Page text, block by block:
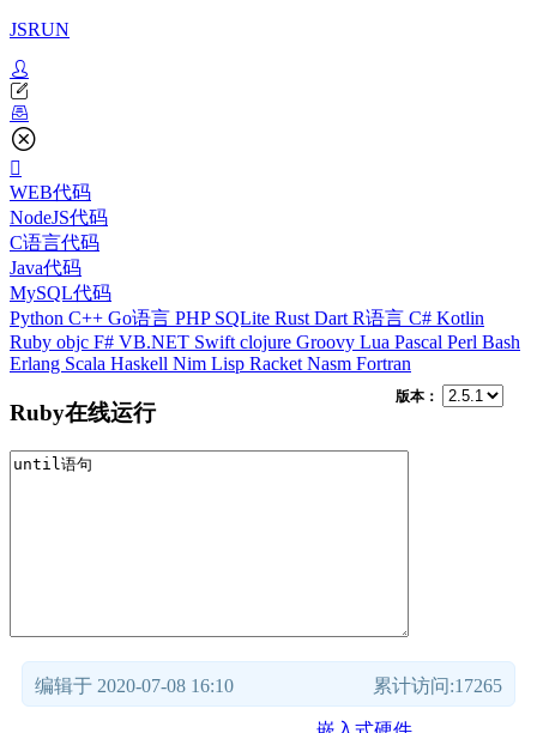
JSRUN
WEB代码
NodeJS代码
C语言代码
Java代码
MySQL代码
Python C++ Go语言 PHP SQLite Rust Dart R语言 C# Kotlin
Ruby objc F# VB.NET Swift clojure Groovy Lua Pascal Perl Bash
Erlang Scala Haskell Nim Lisp Racket Nasm Fortran
Ruby在线运行
版本：
编辑于 2020-07-08 16:10 累计访问:17265